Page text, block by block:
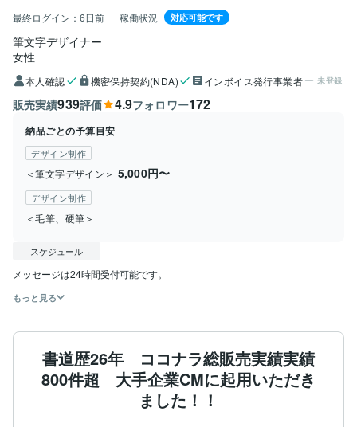
最終ログイン： 6日前 稼働状況 対応可能です
筆文字デザイナー
女性
本人確認 機密保持契約(NDA) インボイス発行事業者 未登録
販売実績939評価 4.9フォロワー172
納品ごとの予算目安
デザイン制作
＜筆文字デザイン＞ 5,000円〜
デザイン制作
＜毛筆、硬筆＞
スケジュール
メッセージは24時間受付可能です。
もっと見る
書道歴26年 ココナラ総販売実績実績
800件超 大手企業CMに起用いただき
ました！！